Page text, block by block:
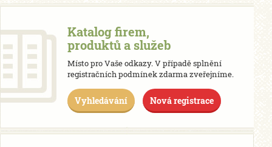
Katalog firem,
produktů a služeb
Místo pro Vaše odkazy. V případě splnění
registračních podmínek zdarma zveřejníme.
Vyhledávání Nová registrace